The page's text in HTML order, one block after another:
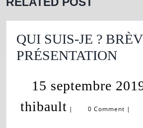
post:
QUI SUIS-JE ?
PRÉSENTATIONQUI
JE
15 septembre
thibault thibault
| 0 Comment |